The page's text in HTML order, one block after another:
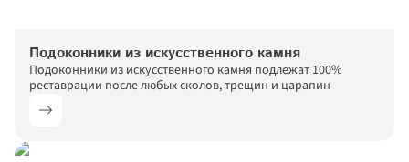
Подоконники из искусственного камня
Подоконники из искусственного камня подлежат 100%
реставрации после любых сколов, трещин и царапин